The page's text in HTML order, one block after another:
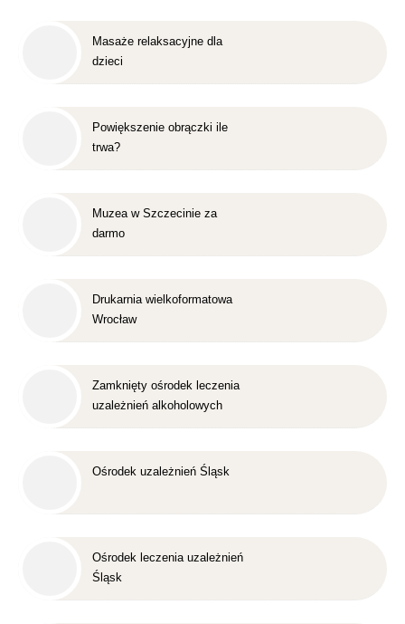
Masaże relaksacyjne dla
dzieci
Powiększenie obrączki ile
trwa?
Muzea w Szczecinie za
darmo
Drukarnia wielkoformatowa
Wrocław
Zamknięty ośrodek leczenia
uzależnień alkoholowych
Ośrodek uzależnień Śląsk
Ośrodek leczenia uzależnień
Śląsk